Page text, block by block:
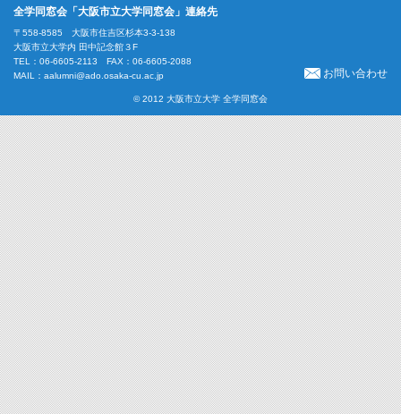
全学同窓会「大阪市立大学同窓会」連絡先
〒558-8585 大阪市住吉区杉本3-3-138
大阪市立大学内 田中記念館３F
TEL：06-6605-2113 FAX：06-6605-2088
MAIL： aalumni@ado.osaka-cu.ac.jp お問い合わせ
© 2012 大阪市立大学 全学同窓会